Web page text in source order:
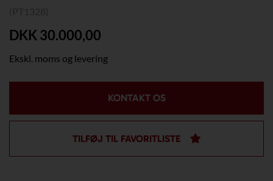
DKK 30.000,00
Ekskl. moms og levering
KONTAKT OS
TILFØJ TIL FAVORITLISTE